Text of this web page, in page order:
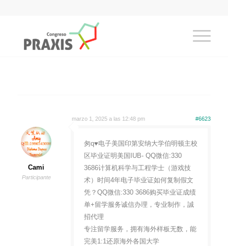
marzo 1, 2025 a las 12:48 pm #6623
Cami
Participante
匆q♥电子美国印第安纳大学伯明顿主校
区毕业证明美国IUB- QQ微信:330
3686计算机科学与工程学士（游戏技
术）时间4年电子毕业证如何复制假文
凭？QQ微信:330 3686购买毕业证成绩
单+留学服务诚信办理，专业制作，誠
招代理
专注留学服务，拥有海外样板无数，能
完美1:1还原海外各国大学